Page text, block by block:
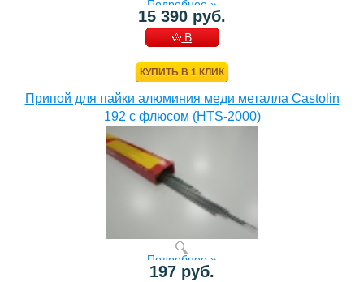
Подробнее »
15 390 руб.
В
КУПИТЬ В 1 КЛИК
Припой для пайки алюминия меди металла Castolin
192 с флюсом (HTS-2000)
Подробнее »
197 руб.